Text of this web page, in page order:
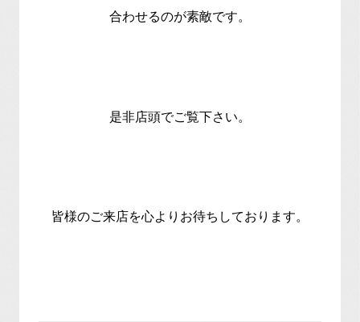
合わせるのが素敵です。
是非店頭でご覧下さい。
皆様のご来店を心よりお待ちしております。